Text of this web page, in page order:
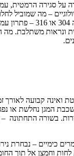
על סגירה הרמטית,
– מה שמוביל
ואף לסיכון בריאותי ותברואתי. בעקבות זאת,
ונראות משתלבת. מה
ואינה קבועה
שכבת המגן נחלשת או
בשורה התחתונה
וחמצן אל תוך